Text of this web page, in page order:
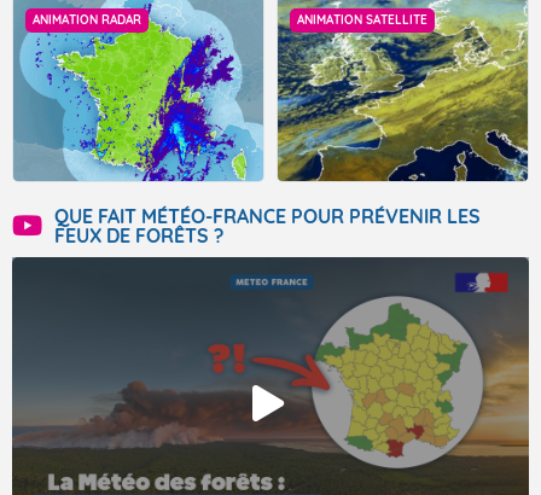
ANIMATION RADAR ANIMATION SATELLITE
QUE FAIT MÉTÉO-FRANCE POUR PRÉVENIR LES
FEUX DE FORÊTS ?